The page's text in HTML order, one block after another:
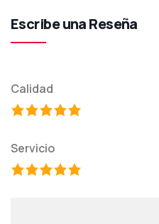
Escribe una Reseña
Calidad
Servicio